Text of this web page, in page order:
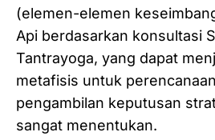
(elemen-elemen
Api berdasarkan konsultasi
Tantrayoga, yang dapat
metafisis untuk
pengambilan keputusan
sangat menentukan.